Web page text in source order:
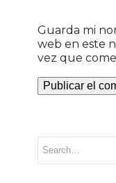
Guarda mi
web en este
vez que